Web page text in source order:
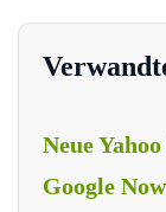
Neue
Google Now